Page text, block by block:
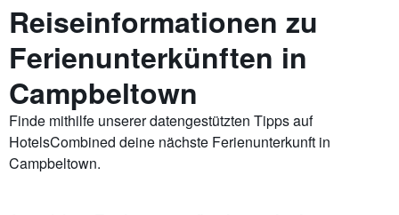
Reiseinformationen zu
Ferienunterkünften in
Campbeltown
Finde mithilfe unserer datengestützten Tipps auf
HotelsCombined deine nächste Ferienunterkunft in
Campbeltown.